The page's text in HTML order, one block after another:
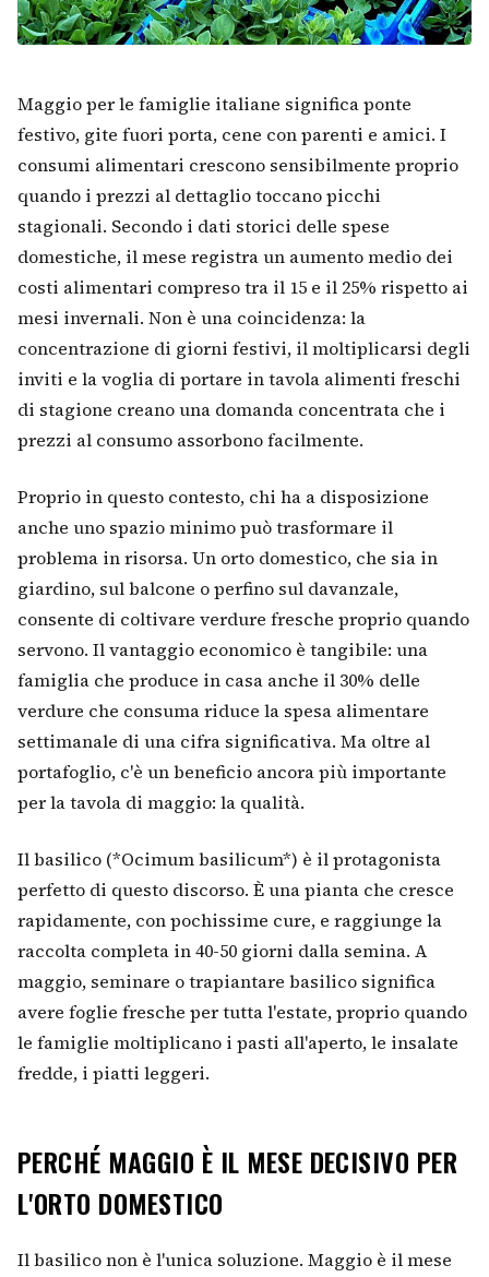
Maggio per le famiglie italiane significa ponte
festivo, gite fuori porta, cene con parenti e amici. I
consumi alimentari crescono sensibilmente proprio
quando i prezzi al dettaglio toccano picchi
stagionali. Secondo i dati storici delle spese
domestiche, il mese registra un aumento medio dei
costi alimentari compreso tra il 15 e il 25% rispetto ai
mesi invernali. Non è una coincidenza: la
concentrazione di giorni festivi, il moltiplicarsi degli
inviti e la voglia di portare in tavola alimenti freschi
di stagione creano una domanda concentrata che i
prezzi al consumo assorbono facilmente.
Proprio in questo contesto, chi ha a disposizione
anche uno spazio minimo può trasformare il
problema in risorsa. Un orto domestico, che sia in
giardino, sul balcone o perfino sul davanzale,
consente di coltivare verdure fresche proprio quando
servono. Il vantaggio economico è tangibile: una
famiglia che produce in casa anche il 30% delle
verdure che consuma riduce la spesa alimentare
settimanale di una cifra significativa. Ma oltre al
portafoglio, c'è un beneficio ancora più importante
per la tavola di maggio: la qualità.
Il basilico (*Ocimum basilicum*) è il protagonista
perfetto di questo discorso. È una pianta che cresce
rapidamente, con pochissime cure, e raggiunge la
raccolta completa in 40-50 giorni dalla semina. A
maggio, seminare o trapiantare basilico significa
avere foglie fresche per tutta l'estate, proprio quando
le famiglie moltiplicano i pasti all'aperto, le insalate
fredde, i piatti leggeri.
PERCHÉ MAGGIO È IL MESE DECISIVO PER
L'ORTO DOMESTICO
Il basilico non è l'unica soluzione. Maggio è il mese